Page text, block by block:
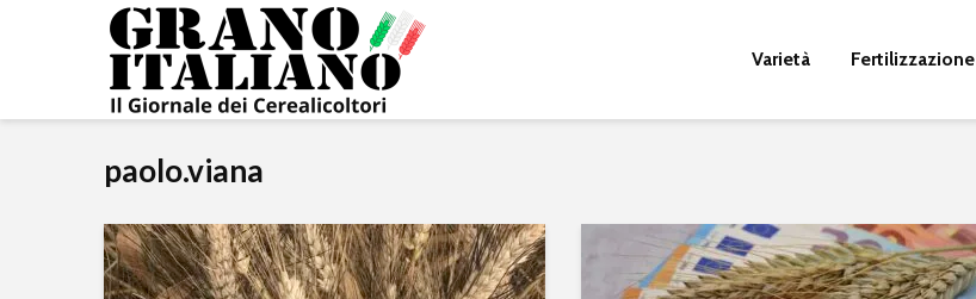
Varietà Fertilizzazione
paolo.viana